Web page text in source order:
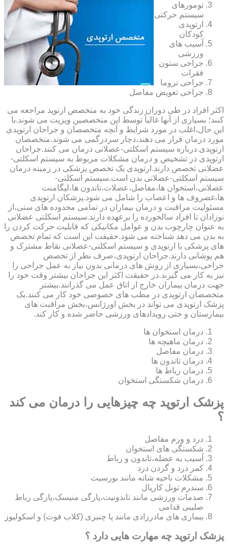
تومورهای
سیستم حرکتی
ارتوپدی
کودکان
آسیب های
ورزشی
جراحی ستون
فقرات
جراحی تروما
جراحی تعویض مفاصل
اکثر افراد در طی دوران زندگی خود به متخصص ارتوپد مراجعه می
کنند؛ بسیاری از آنها غالباً توسط این متخصصین ویزیت می شوند.با
این حال،اغلب در مورد شرایط و آنچه متخصصان و جراحان ارتوپدی
مورد درمان قرار می دهند،دچار سردرگمی می شوند.متخصصان
ارتوپدی درباره سیستم اسکلتی-عضلانی درمان می کنند.جراحان
ارتوپدی در تشخیص و درمان مشکلات مربوط به سیستم اسکلتی-
عضلانی تخصص دارند.ارتوپدی یک تخصص پزشکی در زمینه درمان
سیستم اسکلتی-عضلانی بدن است.سیستم اسکلتی-
عضلانی،استخوان ها،مفاصل،عضلات،تاندون ها،لیگامنت
ها،غضروف ها و اعصاب را شامل می شود.پزشکان ارتوپدی
مسئولیت مراقبت و درمان بیماران در تمامی محدوده های سنی،از
نوزادان تا افراد سالخورده را برعهده دارند.سیستم اسکلتی عضلانی
به عنوان چارچوب بدن و عوامل مکانیکی که قابلیت حرکت کردن را
به بدن می دهد شناخته می شود.حقیقت این است که تمام تخصص
های پزشکی با ارتوپدی و سیستم اسکلتی-عضلانی نقاط مشترک و
هم پوشانی دارند.جراحان ارتوپدی،صرف نظر از تخصص
جراحی،بسیاری از روش های درمانی بدون نیاز به عمل جراحی را
نیز به کار می گیرند.در حقیقت اکثر این جراحان بیشتر وقت خود را
جهت درمان بیماران خارج از اتاق عمل می گذرانند.بیشتر
متخصصان ارتوپدی در مطب های خصوصی خود کار می کنند.یک
پزشک ارتوپدی می تواند در بخش اورژانس،بخش مراقبت های
بیمارستان و حتی رویدادهای ورزشی حاضر شده و کار کند.
درمان استخوان ها
درمان ماهیچه ها
درمان مفاصل
درمان تاندون ها
درمان رباط ها
درمان شکستگی استخوان
پزشک ارتوپد چه چیزهایی را درمان می کند
؟
درد و ورم مفاصل
شکستگی های استخوان
آسیب به عضله،تاندون و رباط
کمر درد و گردن درد
مشکلات ناحیه شانه مانند بورسیت
سندرم تونل کارپال
صدمات ورزشی مانند تاندونیت،پارگی منیسک،پارگی رباط
صلیبی قدامی
بیماری های مادرزادی مانند پا چنبری (کلاب فوت) و اسکولیوز
پزشک ارتوپد چه مهارت هایی دارد ؟